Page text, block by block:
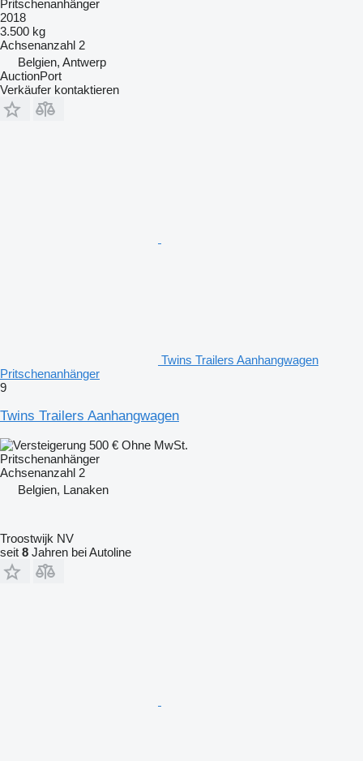
Pritschenanhänger
2018
3.500 kg
Achsenanzahl 2
Belgien, Antwerp
AuctionPort
Verkäufer kontaktieren
Twins Trailers Aanhangwagen
Pritschenanhänger
9
Twins Trailers Aanhangwagen
500 € Ohne MwSt.
Pritschenanhänger
Achsenanzahl 2
Belgien, Lanaken
Troostwijk NV
seit 8 Jahren bei Autoline